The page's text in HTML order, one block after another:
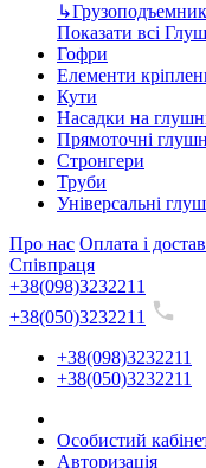
↳
Показати всі
Гофри
Елементи
Кути
Насадки на
Прямоточні
Стронгери
Труби
Універсальні
Про нас Оплата і
Співпраця
+38(098)3232211
+38(050)3232211
+38(098)3232211
+38(050)3232211
Особистий
Авторизація